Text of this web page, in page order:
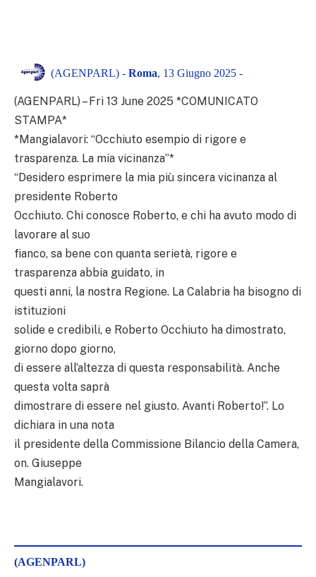
(AGENPARL) - Roma, 13 Giugno 2025 -
(AGENPARL) – Fri 13 June 2025 *COMUNICATO
STAMPA*
*Mangialavori: “Occhiuto esempio di rigore e
trasparenza. La mia vicinanza”*
“Desidero esprimere la mia più sincera vicinanza al
presidente Roberto
Occhiuto. Chi conosce Roberto, e chi ha avuto modo di
lavorare al suo
fianco, sa bene con quanta serietà, rigore e
trasparenza abbia guidato, in
questi anni, la nostra Regione. La Calabria ha bisogno di
istituzioni
solide e credibili, e Roberto Occhiuto ha dimostrato,
giorno dopo giorno,
di essere all’altezza di questa responsabilità. Anche
questa volta saprà
dimostrare di essere nel giusto. Avanti Roberto!”. Lo
dichiara in una nota
il presidente della Commissione Bilancio della Camera,
on. Giuseppe
Mangialavori.
(AGENPARL)